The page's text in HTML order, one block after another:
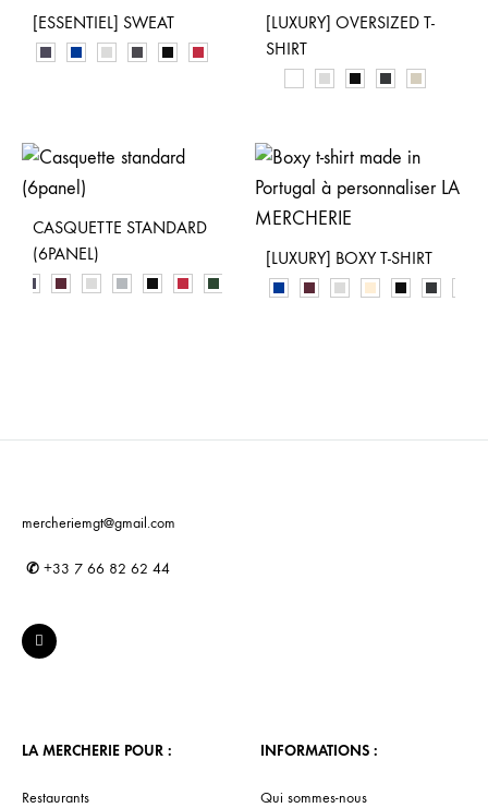
[ESSENTIEL] SWEAT
[LUXURY] OVERSIZED T-
SHIRT
CASQUETTE STANDARD
(6PANEL)
[LUXURY] BOXY T-SHIRT
mercheriemgt@gmail.com
✆ +33 7 66 82 62 44
LA MERCHERIE POUR :
Restaurants
INFORMATIONS :
Qui sommes-nous